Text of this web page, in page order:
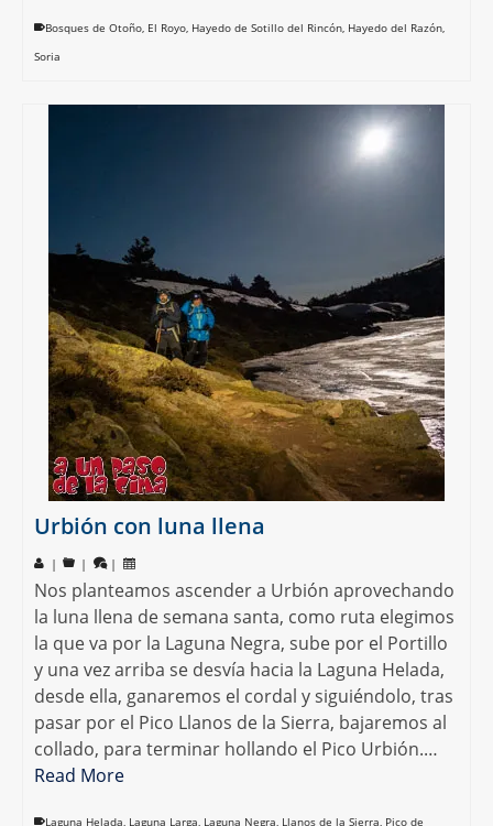
Bosques de Otoño, El Royo, Hayedo de Sotillo del Rincón, Hayedo del Razón,
Soria
Urbión con luna llena
| | |
Nos planteamos ascender a Urbión aprovechando
la luna llena de semana santa, como ruta elegimos
la que va por la Laguna Negra, sube por el Portillo
y una vez arriba se desvía hacia la Laguna Helada,
desde ella, ganaremos el cordal y siguiéndolo, tras
pasar por el Pico Llanos de la Sierra, bajaremos al
collado, para terminar hollando el Pico Urbión.…
Read More
Laguna Helada, Laguna Larga, Laguna Negra, Llanos de la Sierra, Pico de